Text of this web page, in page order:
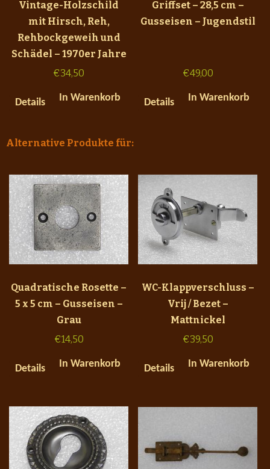
Vintage-Holzschild
mit Hirsch, Reh,
Rehbockgeweih und
Schädel – 1970er Jahre
€34,50
Details In Warenkorb
Griffset – 28,5 cm –
Gusseisen – Jugendstil
€49,00
Details In Warenkorb
Alternative Produkte für:
Quadratische Rosette –
5 x 5 cm – Gusseisen –
Grau
€14,50
Details In Warenkorb
WC-Klappverschluss –
Vrij / Bezet –
Mattnickel
€39,50
Details In Warenkorb